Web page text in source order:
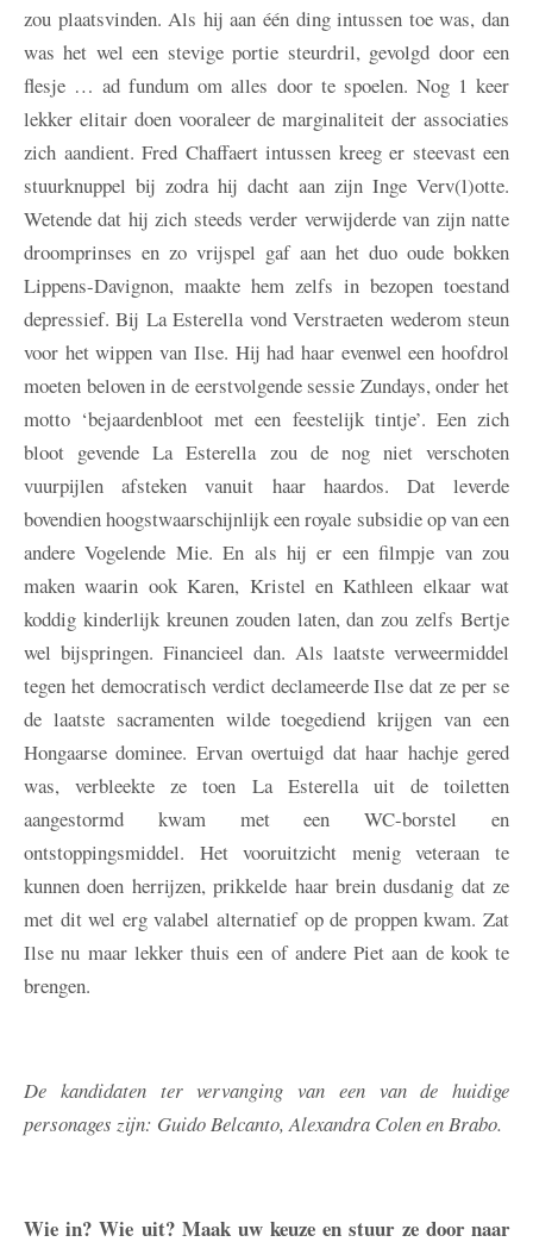
zou plaatsvinden. Als hij aan één ding intussen toe was, dan
was het wel een stevige portie steurdril, gevolgd door een
flesje … ad fundum om alles door te spoelen. Nog 1 keer
lekker elitair doen vooraleer de marginaliteit der associaties
zich aandient. Fred Chaffaert intussen kreeg er steevast een
stuurknuppel bij zodra hij dacht aan zijn Inge Verv(l)otte.
Wetende dat hij zich steeds verder verwijderde van zijn natte
droomprinses en zo vrijspel gaf aan het duo oude bokken
Lippens-Davignon, maakte hem zelfs in bezopen toestand
depressief. Bij La Esterella vond Verstraeten wederom steun
voor het wippen van Ilse. Hij had haar evenwel een hoofdrol
moeten beloven in de eerstvolgende sessie Zundays, onder het
motto ‘bejaardenbloot met een feestelijk tintje’. Een zich
bloot gevende La Esterella zou de nog niet verschoten
vuurpijlen afsteken vanuit haar haardos. Dat leverde
bovendien hoogstwaarschijnlijk een royale subsidie op van een
andere Vogelende Mie. En als hij er een filmpje van zou
maken waarin ook Karen, Kristel en Kathleen elkaar wat
koddig kinderlijk kreunen zouden laten, dan zou zelfs Bertje
wel bijspringen. Financieel dan. Als laatste verweermiddel
tegen het democratisch verdict declameerde Ilse dat ze per se
de laatste sacramenten wilde toegediend krijgen van een
Hongaarse dominee. Ervan overtuigd dat haar hachje gered
was, verbleekte ze toen La Esterella uit de toiletten
aangestormd kwam met een WC-borstel en
ontstoppingsmiddel. Het vooruitzicht menig veteraan te
kunnen doen herrijzen, prikkelde haar brein dusdanig dat ze
met dit wel erg valabel alternatief op de proppen kwam. Zat
Ilse nu maar lekker thuis een of andere Piet aan de kook te
brengen.
De kandidaten ter vervanging van een van de huidige
personages zijn: Guido Belcanto, Alexandra Colen en Brabo.
Wie in? Wie uit? Maak uw keuze en stuur ze door naar